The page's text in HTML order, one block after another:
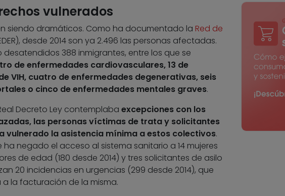
vulnerados
siendo dramáticos. Como ha documentado la Red de
desde 2014 son ya 2.496 las personas afectadas.
388 inmigrantes, entre los que se
de enfermedades cardiovasculares, 13 de
VIH, cuatro de enfermedades degenerativas, seis
o cinco de enfermedades mentales graves.
Decreto Ley contemplaba excepciones con los
las personas víctimas de trata y solicitantes
vulnerado la asistencia mínima a estos colectivos.
negado el acceso al sistema sanitario a 14 mujeres
de edad (180 desde 2014) y tres solicitantes de asilo
20 incidencias en urgencias (299 desde 2014), que
la facturación de la misma.